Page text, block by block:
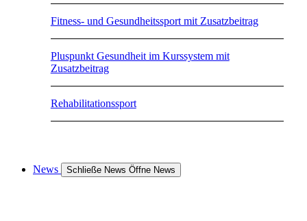
Fitness- und Gesundheitssport mit Zusatzbeitrag
Pluspunkt Gesundheit im Kurssystem mit
Zusatzbeitrag
Rehabilitationssport
News Schließe News Öffne News